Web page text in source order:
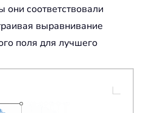
они соответствовали
выравнивание
поля для лучшего